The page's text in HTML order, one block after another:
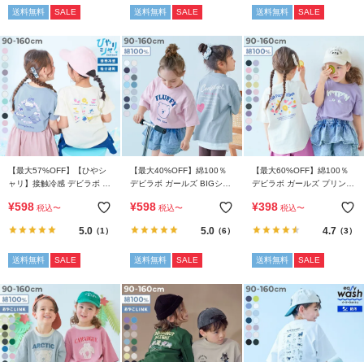
ら
す
新
作
か
ら
探
す
集
か
探
す
子
送料無料 SALE 送料無料 SALE 送料無料 SALE
【最大57%OFF】【ひやシ
ャリ】接触冷感 デビラボ ガ
ツ
¥598 税込〜
5.0（1）
送料無料 SALE
【最大40%OFF】綿100％
デビラボ ガールズ BIGシル
ツ
¥598 税込〜
5.0（6）
送料無料 SALE
【最大60%OFF】綿100％
デビラボ ガールズ プリント
¥398 税込〜
4.7（3）
送料無料 SALE